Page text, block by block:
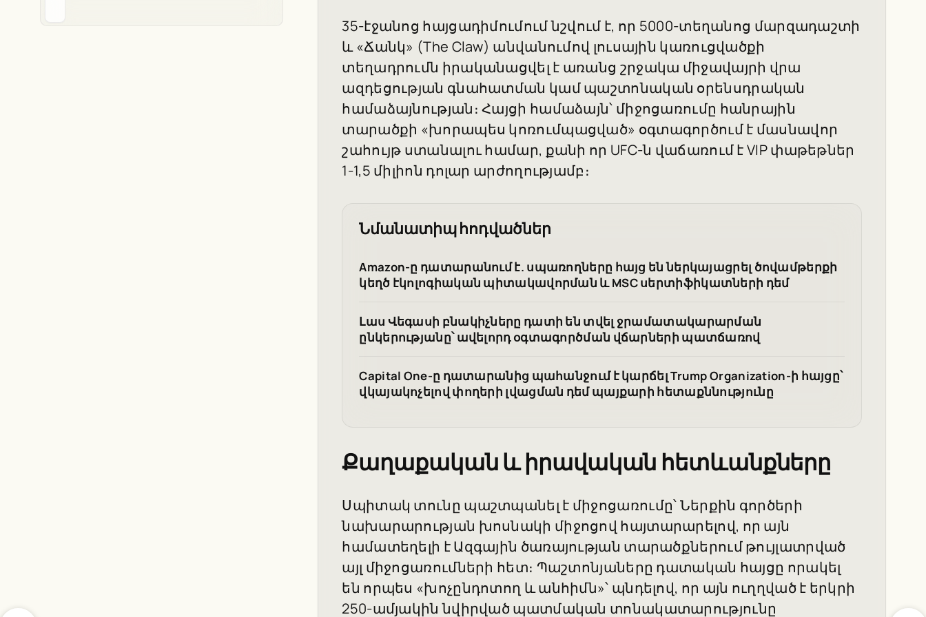
35-էջանոց հայցադիմումում նշվում է, որ 5000-տեղանոց մարզադաշտի
և «Ճանկ» (The Claw) անվանումով լուսային կառուցվածքի
տեղադրումն իրականացվել է առանց շրջակա միջավայրի վրա
ազդեցության գնահատման կամ պաշտոնական օրենսդրական
համաձայնության։ Հայցի համաձայն՝ միջոցառումը հանրային
տարածքի «խորապես կոռումպացված» օգտագործում է մասնավոր
շահույթ ստանալու համար, քանի որ UFC-ն վաճառում է VIP փաթեթներ
1-1,5 միլիոն դոլար արժողությամբ։
Նմանատիպ հոդվածներ
Amazon-ը դատարանում է. սպառողները հայց են ներկայացրել ծովամթերքի
կեղծ էկոլոգիական պիտակավորման և MSC սերտիֆիկատների դեմ
Լաս Վեգասի բնակիչները դատի են տվել ջրամատակարարման
ընկերությանը՝ ավելորդ օգտագործման վճարների պատճառով
Capital One-ը դատարանից պահանջում է կարճել Trump Organization-ի հայցը՝
վկայակոչելով փողերի լվացման դեմ պայքարի հետաքննությունը
Քաղաքական և իրավական հետևանքները
Սպիտակ տունը պաշտպանել է միջոցառումը՝ Ներքին գործերի
նախարարության խոսնակի միջոցով հայտարարելով, որ այն
համատեղելի է Ազգային ծառայության տարածքներում թույլատրված
այլ միջոցառումների հետ։ Պաշտոնյաները դատական հայցը որակել
են որպես «խոչընդոտող և անհիմն»՝ պնդելով, որ այն ուղղված է երկրի
250-ամյակին նվիրված պատմական տոնակատարությունը